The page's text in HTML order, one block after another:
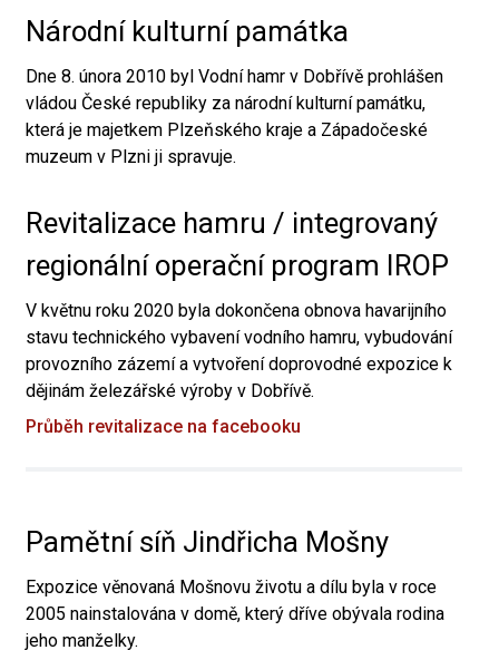
Národní kulturní památka
Dne 8. února 2010 byl Vodní hamr v Dobřívě prohlášen
vládou České republiky za národní kulturní památku,
která je majetkem Plzeňského kraje a Západočeské
muzeum v Plzni ji spravuje.
Revitalizace hamru / integrovaný
regionální operační program IROP
V květnu roku 2020 byla dokončena obnova havarijního
stavu technického vybavení vodního hamru, vybudování
provozního zázemí a vytvoření doprovodné expozice k
dějinám železářské výroby v Dobřívě.
Průběh revitalizace na facebooku
Pamětní síň Jindřicha Mošny
Expozice věnovaná Mošnovu životu a dílu byla v roce
2005 nainstalována v domě, který dříve obývala rodina
jeho manželky.